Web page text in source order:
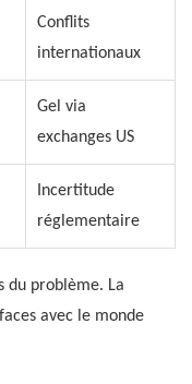
Conflits
internationaux
Gel via
exchanges US
Incertitude
réglementaire
du problème. La
avec le monde